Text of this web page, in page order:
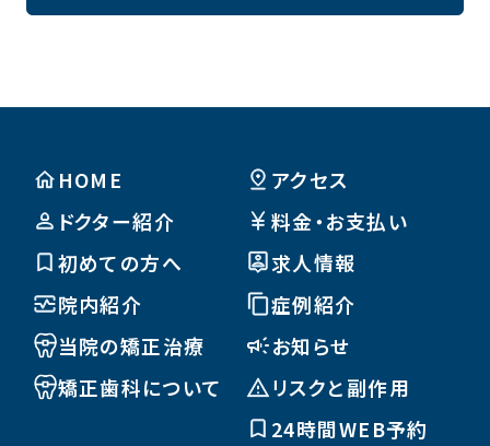
HOME
ドクター紹介
初めての方へ
院内紹介
当院の矯正治療
矯正歯科について
アクセス
料金・お支払い
求人情報
症例紹介
お知らせ
リスクと副作用
24時間WEB予約